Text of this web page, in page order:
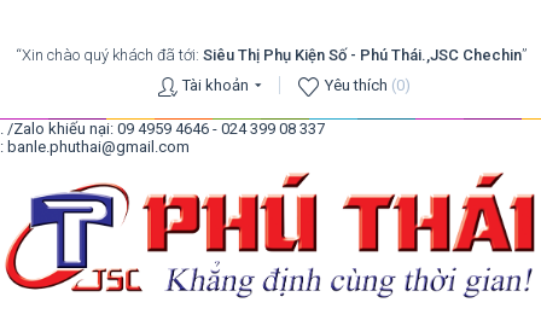
“Xin chào quý khách đã tới: Siêu Thị Phụ Kiện Số - Phú Thái.,JSC Chechin”
Tài khoản
Yêu thích (0)
. /Zalo khiếu nại: 09 4959 4646 - 024 399 08 337
: banle.phuthai@gmail.com